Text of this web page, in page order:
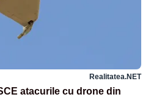
Realitatea.NET
atacurile cu drone din